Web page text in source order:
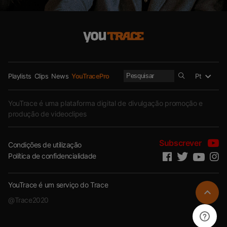
Bill Clinton – Forcing Thermique
(Bakumba)
62 10.7KVisualizações
IS BOY – Téléphone
Visualizações
Playlists Clips News YouTracePro Pt
YouTrace é uma plataforma digital de divulgação promoção e
produção de videoclipes
Condições de utilização
Política de confidencialidade
Subscrever
YouTrace é um serviço do Trace
@Trace2020